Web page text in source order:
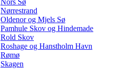
Nors Sø
Nørrestrand
Oldenor og Mjels Sø
Pamhule Skov og Hindemade
Rold Skov
Roshage og Hanstholm Havn
Rømø
Skagen